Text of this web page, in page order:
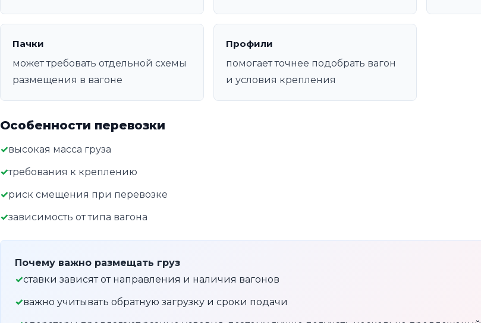
Пачки
может требовать отдельной схемы
размещения в вагоне
Профили
помогает точнее подобрать вагон
и условия крепления
Особенности перевозки
высокая масса груза
требования к креплению
риск смещения при перевозке
зависимость от типа вагона
Почему важно размещать груз
ставки зависят от направления и наличия вагонов
важно учитывать обратную загрузку и сроки подачи